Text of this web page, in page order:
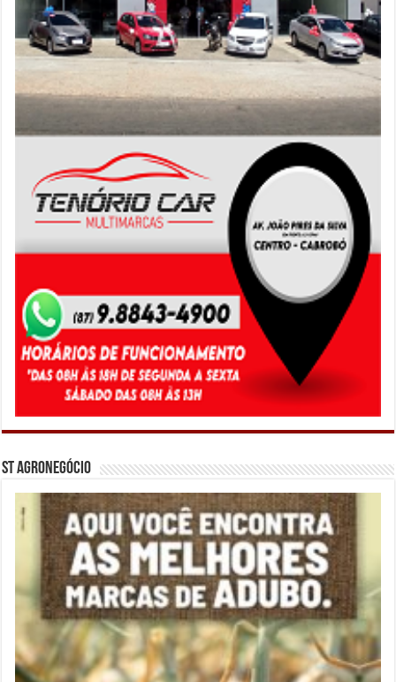
ST Agronegócio